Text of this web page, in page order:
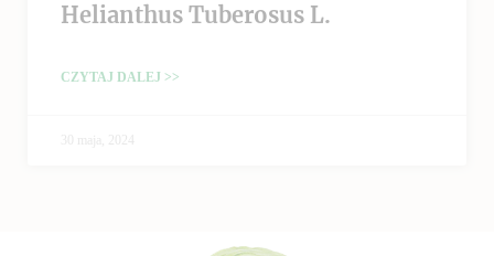
Helianthus Tuberosus L.
CZYTAJ DALEJ >>
30 maja, 2024